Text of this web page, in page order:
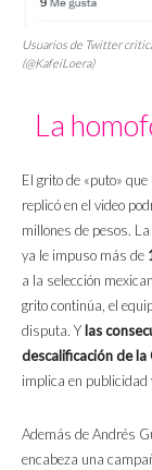
Usuarios de Twitter
(@KafeiLoera)
La
El grito de «puto»
replicó en el video
millones de pesos.
ya le impuso más de
a la selección
grito continúa, el
disputa. Y las
descalificación de
implica en publicidad
Además de Andrés
encabeza una